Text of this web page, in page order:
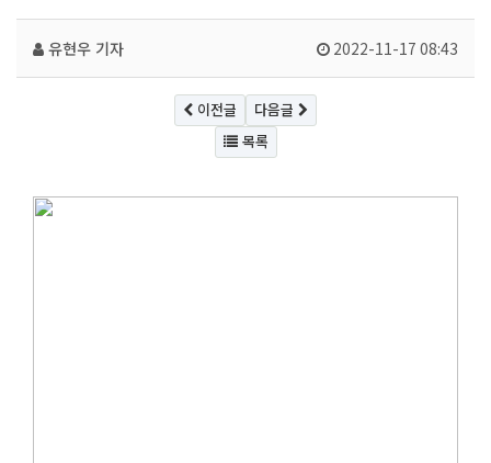
유현우 기자 2022-11-17 08:43
이전글
다음글
목록